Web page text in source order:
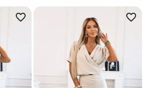
favorite_border favorite_border